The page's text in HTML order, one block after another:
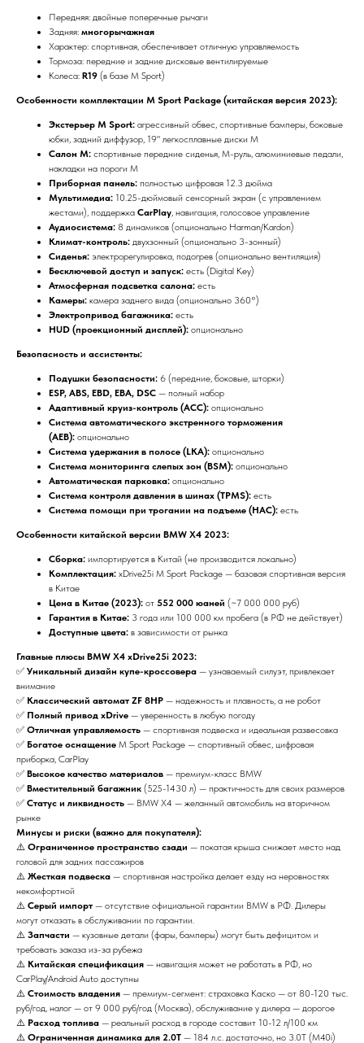
Передняя: двойные поперечные рычаги
Задняя: многорычажная
Характер: спортивная, обеспечивает отличную управляемость
Тормоза: передние и задние дисковые вентилируемые
Колеса: R19 (в базе M Sport)
Особенности комплектации M Sport Package (китайская версия 2023):
Экстерьер M Sport: агрессивный обвес, спортивные бамперы, боковые
юбки, задний диффузор, 19" легкосплавные диски M
Салон M: спортивные передние сиденья, M-руль, алюминиевые педали,
накладки на пороги M
Приборная панель: полностью цифровая 12.3 дюйма
Мультимедиа: 10.25-дюймовый сенсорный экран (с управлением
жестами), поддержка CarPlay, навигация, голосовое управление
Аудиосистема: 8 динамиков (опционально Harman/Kardon)
Климат-контроль: двухзонный (опционально 3-зонный)
Сиденья: электрорегулировка, подогрев (опционально вентиляция)
Бесключевой доступ и запуск: есть (Digital Key)
Атмосферная подсветка салона: есть
Камеры: камера заднего вида (опционально 360°)
Электропривод багажника: есть
HUD (проекционный дисплей): опционально
Безопасность и ассистенты:
Подушки безопасности: 6 (передние, боковые, шторки)
ESP, ABS, EBD, EBA, DSC — полный набор
Адаптивный круиз-контроль (ACC): опционально
Система автоматического экстренного торможения
(AEB): опционально
Система удержания в полосе (LKA): опционально
Система мониторинга слепых зон (BSM): опционально
Автоматическая парковка: опционально
Система контроля давления в шинах (TPMS): есть
Система помощи при трогании на подъеме (HAC): есть
Особенности китайской версии BMW X4 2023:
Сборка: импортируется в Китай (не производится локально)
Комплектация: xDrive25i M Sport Package — базовая спортивная версия
в Китае
Цена в Китае (2023): от 552 000 юаней (~7 000 000 руб)
Гарантия в Китае: 3 года или 100 000 км пробега (в РФ не действует)
Доступные цвета: в зависимости от рынка
Главные плюсы BMW X4 xDrive25i 2023:
✅ Уникальный дизайн купе-кроссовера — узнаваемый силуэт, привлекает
внимание
✅ Классический автомат ZF 8HP — надежность и плавность, а не робот
✅ Полный привод xDrive — уверенность в любую погоду
✅ Отличная управляемость — спортивная подвеска и идеальная развесовка
✅ Богатое оснащение M Sport Package — спортивный обвес, цифровая
приборка, CarPlay
✅ Высокое качество материалов — премиум-класс BMW
✅ Вместительный багажник (525-1430 л) — практичность для своих размеров
✅ Статус и ликвидность — BMW X4 — желанный автомобиль на вторичном
рынке
Минусы и риски (важно для покупателя):
⚠️ Ограниченное пространство сзади — покатая крыша снижает место над
головой для задних пассажиров
⚠️ Жесткая подвеска — спортивная настройка делает езду на неровностях
некомфортной
⚠️ Серый импорт — отсутствие официальной гарантии BMW в РФ. Дилеры
могут отказать в обслуживании по гарантии.
⚠️ Запчасти — кузовные детали (фары, бамперы) могут быть дефицитом и
требовать заказа из-за рубежа
⚠️ Китайская спецификация — навигация может не работать в РФ, но
CarPlay/Android Auto доступны
⚠️ Стоимость владения — премиум-сегмент: страховка Каско — от 80-120 тыс.
руб/год, налог — от 9 000 руб/год (Москва), обслуживание у дилера — дорогое
⚠️ Расход топлива — реальный расход в городе составит 10-12 л/100 км
⚠️ Ограниченная динамика для 2.0T — 184 л.с. достаточно, но 3.0T (M40i)